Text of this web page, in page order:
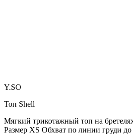
Y.SO
Топ Shell
Мягкий трикотажный топ на
Размер XS Обхват по линии груди